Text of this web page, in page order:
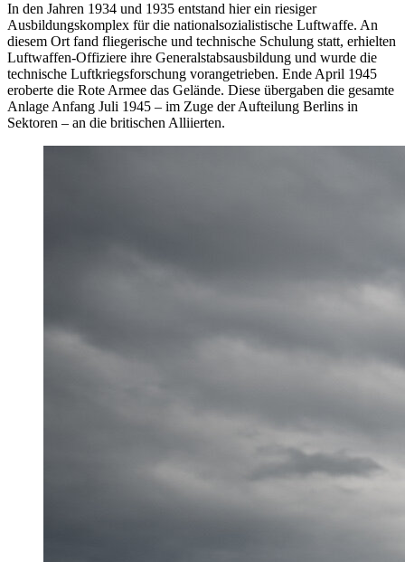
In den Jahren 1934 und 1935 entstand hier ein riesiger
Ausbildungskomplex für die nationalsozialistische Luftwaffe. An
diesem Ort fand fliegerische und technische Schulung statt, erhielten
Luftwaffen-Offiziere ihre Generalstabsausbildung und wurde die
technische Luftkriegsforschung vorangetrieben. Ende April 1945
eroberte die Rote Armee das Gelände. Diese übergaben die gesamte
Anlage Anfang Juli 1945 – im Zuge der Aufteilung Berlins in
Sektoren – an die britischen Alliierten.